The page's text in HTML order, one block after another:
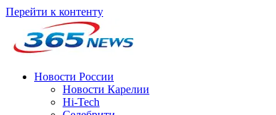
Перейти к контенту
Новости России
Новости Карелии
Hi-Tech